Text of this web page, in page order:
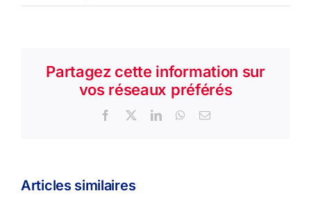
Partagez cette information sur
vos réseaux préférés
Facebook
X LinkedInWhatsApp
Email
Articles similaires